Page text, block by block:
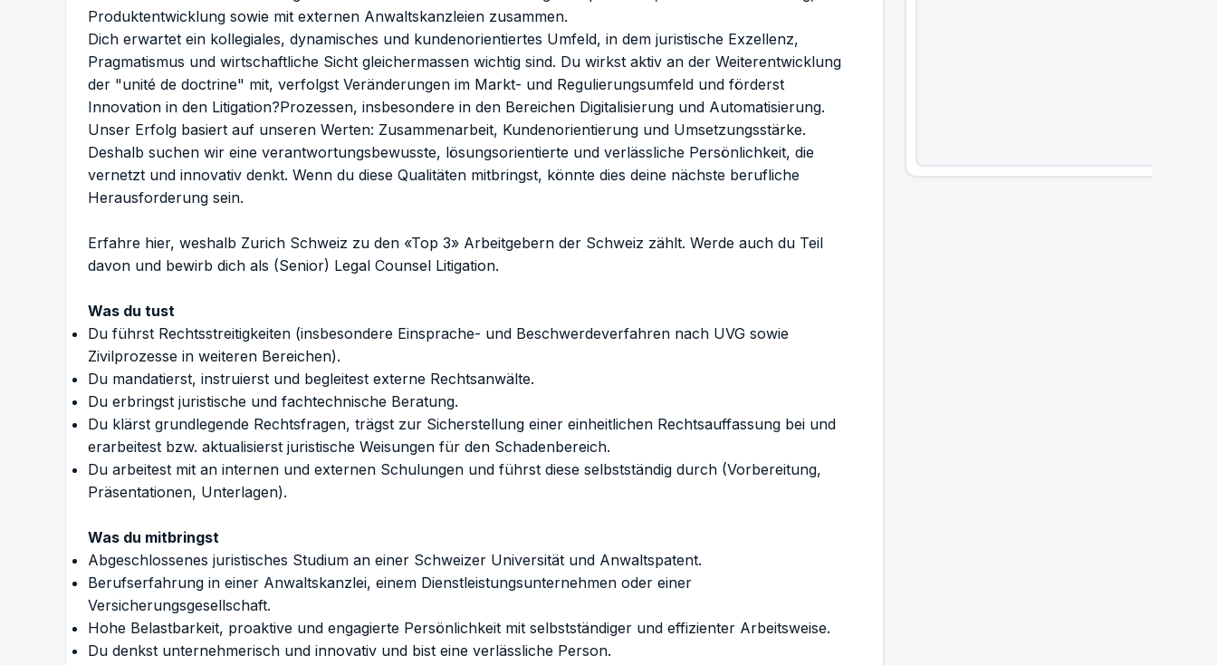
Produktentwicklung sowie mit externen Anwaltskanzleien zusammen.
Dich erwartet ein kollegiales, dynamisches und kundenorientiertes Umfeld, in dem juristische Exzellenz,
Pragmatismus und wirtschaftliche Sicht gleichermassen wichtig sind. Du wirkst aktiv an der Weiterentwicklung
der "unité de doctrine" mit, verfolgst Veränderungen im Markt- und Regulierungsumfeld und förderst
Innovation in den Litigation?Prozessen, insbesondere in den Bereichen Digitalisierung und Automatisierung.
Unser Erfolg basiert auf unseren Werten: Zusammenarbeit, Kundenorientierung und Umsetzungsstärke.
Deshalb suchen wir eine verantwortungsbewusste, lösungsorientierte und verlässliche Persönlichkeit, die
vernetzt und innovativ denkt. Wenn du diese Qualitäten mitbringst, könnte dies deine nächste berufliche
Herausforderung sein.
Erfahre hier, weshalb Zurich Schweiz zu den «Top 3» Arbeitgebern der Schweiz zählt. Werde auch du Teil
davon und bewirb dich als (Senior) Legal Counsel Litigation.
Was du tust
Du führst Rechtsstreitigkeiten (insbesondere Einsprache- und Beschwerdeverfahren nach UVG sowie
Zivilprozesse in weiteren Bereichen).
Du mandatierst, instruierst und begleitest externe Rechtsanwälte.
Du erbringst juristische und fachtechnische Beratung.
Du klärst grundlegende Rechtsfragen, trägst zur Sicherstellung einer einheitlichen Rechtsauffassung bei und
erarbeitest bzw. aktualisierst juristische Weisungen für den Schadenbereich.
Du arbeitest mit an internen und externen Schulungen und führst diese selbstständig durch (Vorbereitung,
Präsentationen, Unterlagen).
Was du mitbringst
Abgeschlossenes juristisches Studium an einer Schweizer Universität und Anwaltspatent.
Berufserfahrung in einer Anwaltskanzlei, einem Dienstleistungsunternehmen oder einer
Versicherungsgesellschaft.
Hohe Belastbarkeit, proaktive und engagierte Persönlichkeit mit selbstständiger und effizienter Arbeitsweise.
Du denkst unternehmerisch und innovativ und bist eine verlässliche Person.